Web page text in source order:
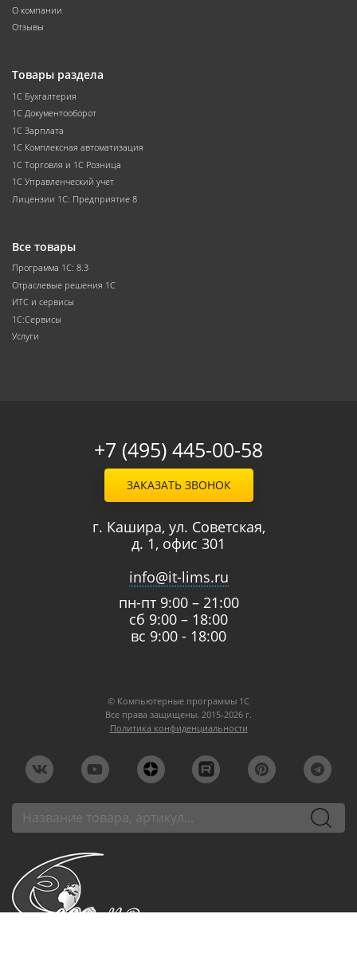
О компании
Отзывы
Товары раздела
1С Бухгалтерия
1С Документооборот
1С Зарплата
1С Комплексная автоматизация
1С Торговля и 1С Розница
1С Управленческий учет
Лицензии 1С: Предприятие 8
Все товары
Программа 1С: 8.3
Отраслевые решения 1С
ИТС и сервисы
1С:Сервисы
Услуги
+7 (495) 445-00-58
ЗАКАЗАТЬ ЗВОНОК
г. Кашира, ул. Советская,
д. 1, офис 301
info@it-lims.ru
пн-пт 9:00 – 21:00
сб 9:00 – 18:00
вс 9:00 - 18:00
© Компьютерные программы 1C
Все права защищены. 2015-2026 г.
Политика конфиденциальности